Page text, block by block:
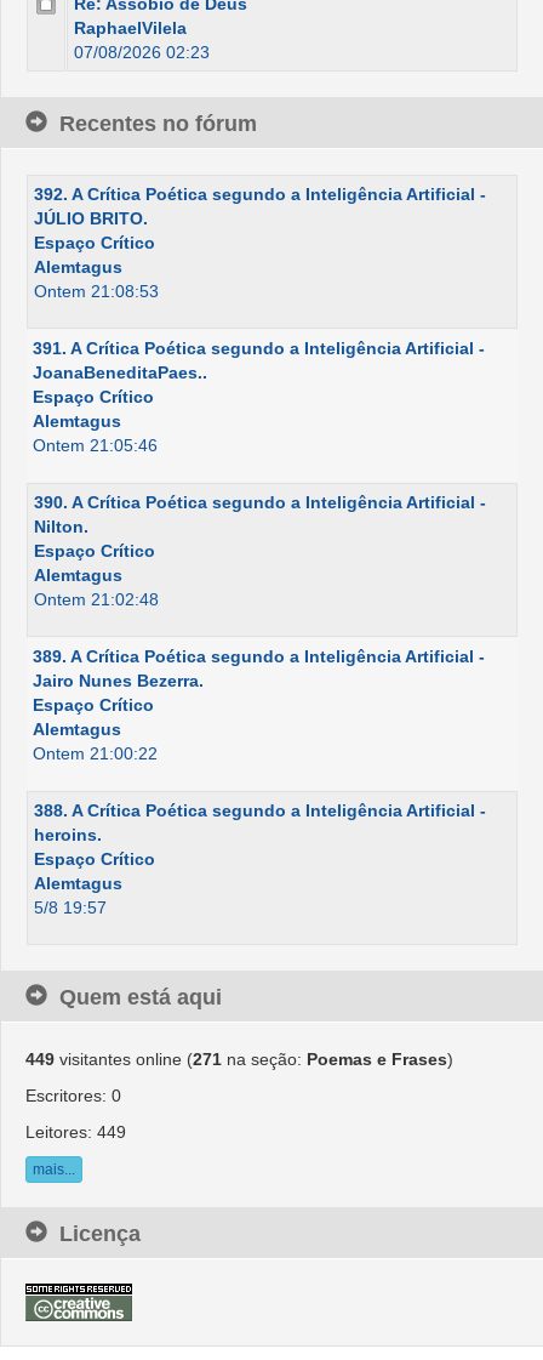
RaphaelVilela
07/08/2026 02:23
Recentes no fórum
392. A Crítica Poética segundo a Inteligência Artificial -
JÚLIO BRITO.
Espaço Crítico
Alemtagus
Ontem 21:08:53
391. A Crítica Poética segundo a Inteligência Artificial -
JoanaBeneditaPaes..
Espaço Crítico
Alemtagus
Ontem 21:05:46
390. A Crítica Poética segundo a Inteligência Artificial -
Nilton.
Espaço Crítico
Alemtagus
Ontem 21:02:48
389. A Crítica Poética segundo a Inteligência Artificial -
Jairo Nunes Bezerra.
Espaço Crítico
Alemtagus
Ontem 21:00:22
388. A Crítica Poética segundo a Inteligência Artificial -
heroins.
Espaço Crítico
Alemtagus
5/8 19:57
Quem está aqui
449 visitantes online (271 na seção: Poemas e Frases)
Escritores: 0
Leitores: 449
mais...
Licença